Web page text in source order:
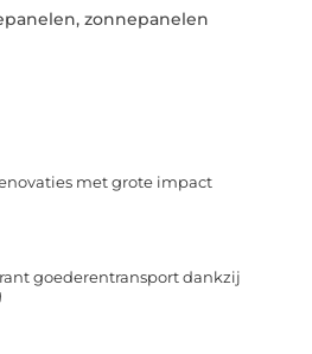
, zonnepanelen
met grote impact
goederentransport dankzij